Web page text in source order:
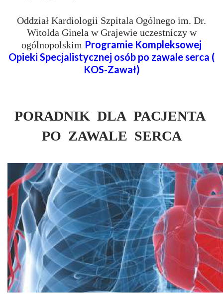
Oddział Kardiologii Szpitala Ogólnego im. Dr.
Witolda Ginela w Grajewie uczestniczy w
ogólnopolskim Programie Kompleksowej
Opieki Specjalistycznej osób po zawale serca (
KOS-Zawał)
PORADNIK DLA PACJENTA
PO ZAWALE SERCA